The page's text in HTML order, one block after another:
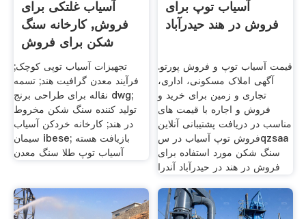
آسیاب غلتکی برای
فروش, کارخانه سنگ
شکن برای فروش
تجهیزات آسیاب توپی کوچک;
فرآیند معدن گرافیت هند; تسمه
نقاله برای طراحی برنج dwg;
تولید کننده سنگ شکن مخروط
در هند; کارخانه خردکن آسیاب
سیمان ibese; بازیافت هسته
آسیاب توپ طلا سنگ معدن
آسیاب توپ برای
فروش در هند حیدرآباد
قیمت آسیاب توپ و فروش پورتو.
آگهی املاک مسکونی، اداری،
تجاری و زمین برای خرید و
فروش و اجاره با قیمت های
مناسب در دریافت پشتیبانی آنلاین
فروش توپ آسیاب در سqzsaa
سنگ شکن مورد استفاده برای
فروش در هند در حیدرآباد آندرا